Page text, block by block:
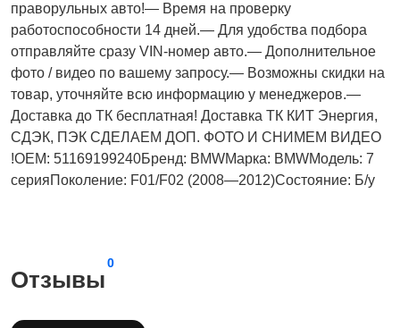
праворульных авто!— Время на проверку
работоспособности 14 дней.— Для удобства подбора
отправляйте сразу VIN-номер авто.— Дополнительное
фото / видео по вашему запросу.— Возможны скидки на
товар, уточняйте всю информацию у менеджеров.—
Доставка до ТК бесплатная! Доставка ТК КИТ Энергия,
СДЭК, ПЭК СДЕЛАЕМ ДОП. ФОТО И СНИМЕМ ВИДЕО
!OEM: 51169199240Бренд: BMWМарка: BMWМодель: 7
серияПоколение: F01/F02 (2008—2012)Состояние: Б/у
Отзывы
0